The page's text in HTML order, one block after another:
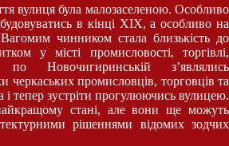
вулиця була малозаселеною. Особливо
в кінці ХІХ, а особливо на
чинником стала близькість до
у місті промисловості, торгівлі,
по Новочигиринській з’являлись
черкаських промисловців, торговців та
і тепер зустріти прогулюючись вулицею.
стані, але вони ще можуть
рішеннями відомих зодчих